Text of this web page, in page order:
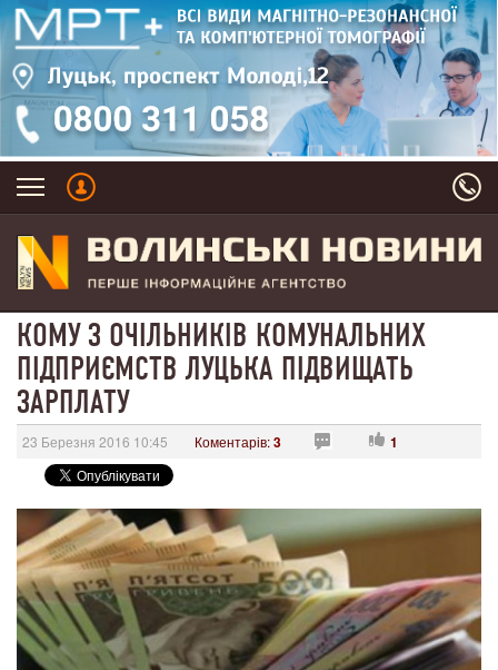
КОМУ З ОЧІЛЬНИКІВ КОМУНАЛЬНИХ
ПІДПРИЄМСТВ ЛУЦЬКА ПІДВИЩАТЬ
ЗАРПЛАТУ
23 Березня 2016 10:45 Коментарів:3 1